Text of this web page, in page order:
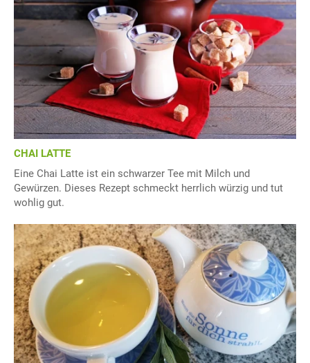
CHAI LATTE
Eine Chai Latte ist ein schwarzer Tee mit Milch und
Gewürzen. Dieses Rezept schmeckt herrlich würzig und tut
wohlig gut.